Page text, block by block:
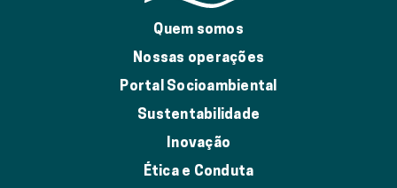
Quem somos
Nossas operações
Portal Socioambiental
Sustentabilidade
Inovação
Ética e Conduta